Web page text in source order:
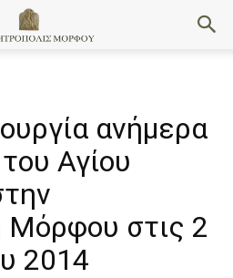
ανήμερα
Αγίου
Μόρφου στις 2
2014